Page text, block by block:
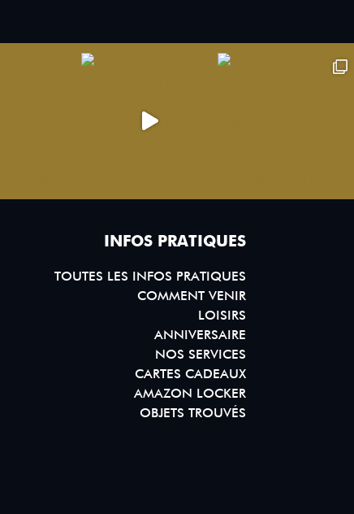
INFOS PRATIQUES
TOUTES LES INFOS PRATIQUES
COMMENT VENIR
LOISIRS
ANNIVERSAIRE
NOS SERVICES
CARTES CADEAUX
AMAZON LOCKER
OBJETS TROUVÉS